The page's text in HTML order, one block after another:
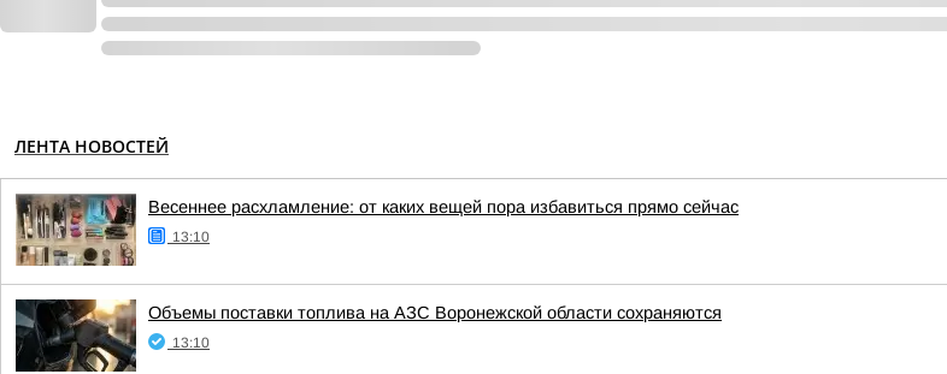
ЛЕНТА НОВОСТЕЙ
Весеннее расхламление: от каких вещей пора избавиться прямо сейчас
13:10
Объемы поставки топлива на АЗС Воронежской области сохраняются
13:10